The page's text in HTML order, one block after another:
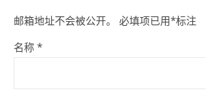
邮箱地址不会被公开。 必填项已用*标注
名称 *